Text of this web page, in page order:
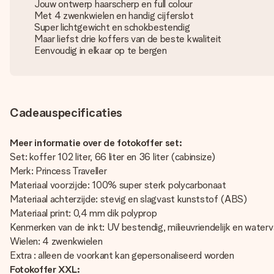
Jouw ontwerp haarscherp en full colour
Met 4 zwenkwielen en handig cijferslot
Super lichtgewicht en schokbestendig
Maar liefst drie koffers van de beste kwaliteit
Eenvoudig in elkaar op te bergen
Cadeauspecificaties
Meer informatie over de fotokoffer set:
Set: koffer 102 liter, 66 liter en 36 liter (cabinsize)
Merk: Princess Traveller
Materiaal voorzijde: 100% super sterk polycarbonaat
Materiaal achterzijde: stevig en slagvast kunststof (ABS)
Materiaal print: 0,4 mm dik polyprop
Kenmerken van de inkt: UV bestendig, milieuvriendelijk en
Wielen: 4 zwenkwielen
Extra : alleen de voorkant kan gepersonaliseerd worden
Fotokoffer XXL: